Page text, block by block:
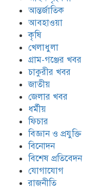
আন্তর্জাতিক
আবহাওয়া
কৃষি
খেলাধুলা
গ্রাম-গঞ্জের খবর
চাকুরীর খবর
জাতীয়
জেলার খবর
ধর্মীয়
ফিচার
বিজ্ঞান ও প্রযুক্তি
বিনোদন
বিশেষ প্রতিবেদন
যোগাযোগ
রাজনীতি